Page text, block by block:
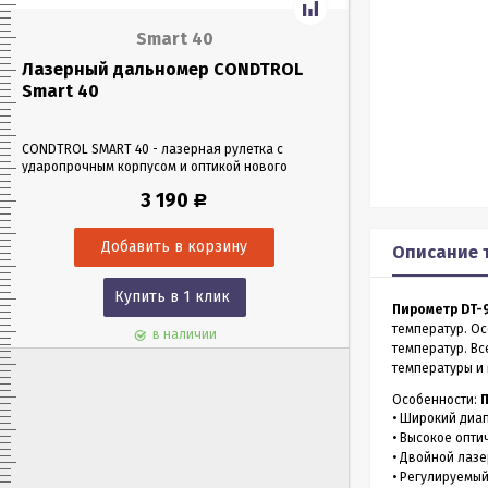
Smart 40
Лазерный дальномер CONDTROL
Smart 40
CONDTROL SMART 40 - лазерная рулетка с
ударопрочным корпусом и оптикой нового
в любых условиях освещения. Позволяет
помещениях на расстоянии до 40 м.
3 190 Р
Купить в 1 клик
в наличии
Описание
Пирометр DT-
температур.
температур.
температуры и
Особенности:
• Широкий
• Высокое
• Двойной
•